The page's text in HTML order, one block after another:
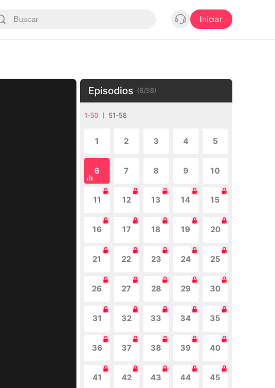
Iniciar
Episodios (6/58)
1-50 51-58
1 2 3 4 5
6 7 8 9 10
11 12 13 14 15
16 17 18 19 20
21 22 23 24 25
26 27 28 29 30
31 32 33 34 35
36 37 38 39 40
41 42 43 44 45